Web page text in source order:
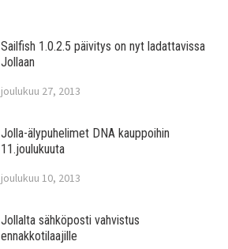
Sailfish 1.0.2.5 päivitys on nyt ladattavissa
Jollaan
joulukuu 27, 2013
Jolla-älypuhelimet DNA kauppoihin
11.joulukuuta
joulukuu 10, 2013
Jollalta sähköposti vahvistus
ennakkotilaajille